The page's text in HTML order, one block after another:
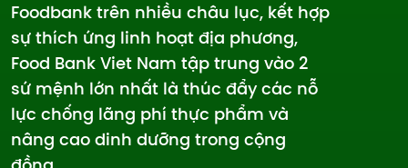
Foodbank trên nhiều châu lục, kết hợp
sự thích ứng linh hoạt địa phương,
Food Bank Viet Nam tập trung vào 2
sứ mệnh lớn nhất là thúc đẩy các nỗ
lực chống lãng phí thực phẩm và
nâng cao dinh dưỡng trong cộng